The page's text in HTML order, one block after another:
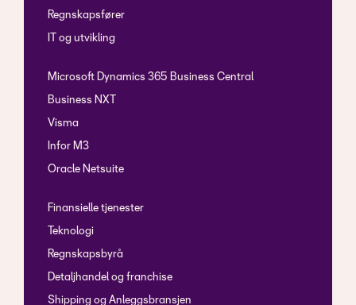
Regnskapsfører
IT og utvikling
Microsoft Dynamics 365 Business Central
Business NXT
Visma
Infor M3
Oracle Netsuite
Finansielle tjenester
Teknologi
Regnskapsbyrå
Detaljhandel og franchise
Shipping og Anleggsbransjen